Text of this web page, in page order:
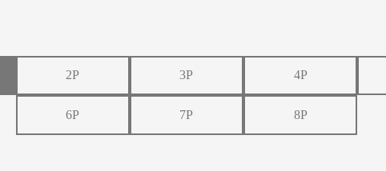
い う え
2P 3P 4P
6P 7P 8P